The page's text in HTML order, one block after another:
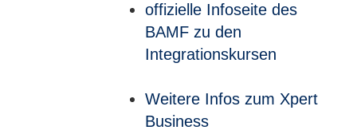
offizielle Infoseite des
BAMF zu den
Integrationskursen
Weitere Infos zum Xpert
Business